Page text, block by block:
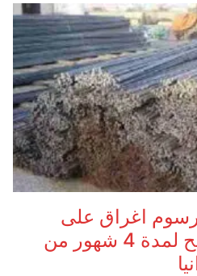
اغراق على
واردات حديد التسليح لمدة 4 شهور من